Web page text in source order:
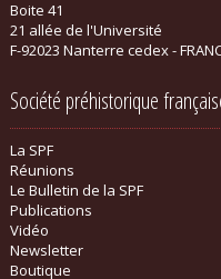
Boite 41
21 allée de l'Université
F-92023 Nanterre cedex -
Société préhistorique
La SPF
Réunions
Le Bulletin de la SPF
Publications
Vidéo
Newsletter
Boutique